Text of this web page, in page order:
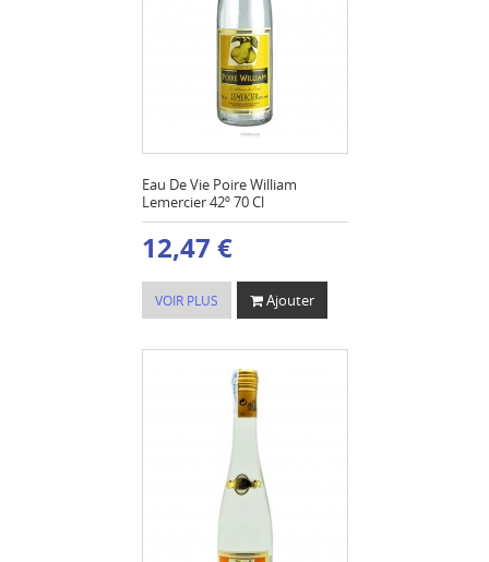
Eau De Vie Poire William
Lemercier 42º 70 Cl
12,47 €
VOIR PLUS Ajouter